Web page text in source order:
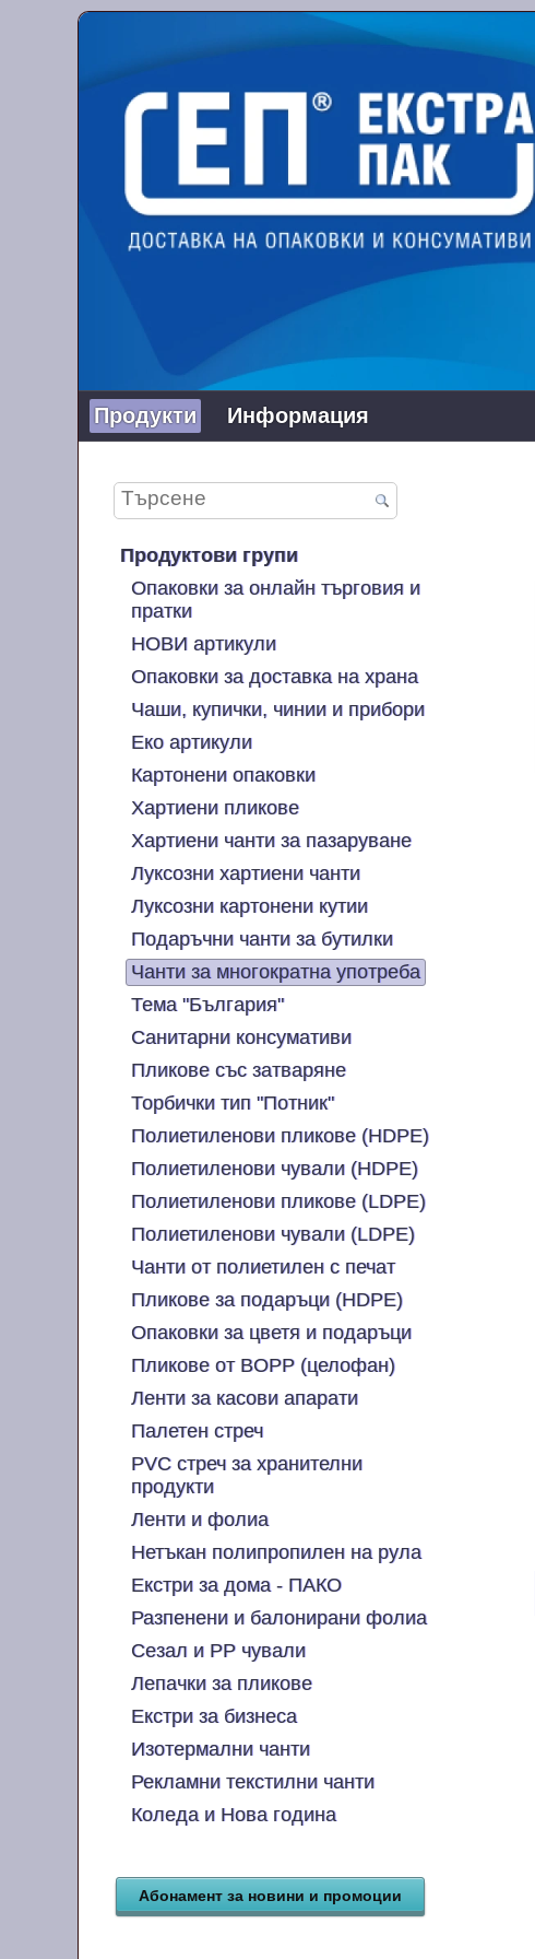
Продукти Информация
Продуктови групи
Опаковки за онлайн търговия и
пратки
НОВИ артикули
Опаковки за доставка на храна
Чаши, купички, чинии и прибори
Еко артикули
Картонени опаковки
Хартиени пликове
Хартиени чанти за пазаруване
Луксозни хартиени чанти
Луксозни картонени кутии
Подаръчни чанти за бутилки
Чанти за многократна употреба
Тема "България"
Санитарни консумативи
Пликове със затваряне
Торбички тип "Потник"
Полиетиленови пликове (HDPE)
Полиетиленови чували (HDPE)
Полиетиленови пликове (LDPE)
Полиетиленови чували (LDPE)
Чанти от полиетилен с печат
Пликове за подаръци (HDPE)
Опаковки за цветя и подаръци
Пликове от BOPP (целофан)
Ленти за касови апарати
Палетен стреч
PVC стреч за хранителни
продукти
Ленти и фолиа
Нетъкан полипропилен на рула
Екстри за дома - ПАКО
Разпенени и балонирани фолиа
Сезал и PP чували
Лепачки за пликове
Екстри за бизнеса
Изотермални чанти
Рекламни текстилни чанти
Коледа и Нова година